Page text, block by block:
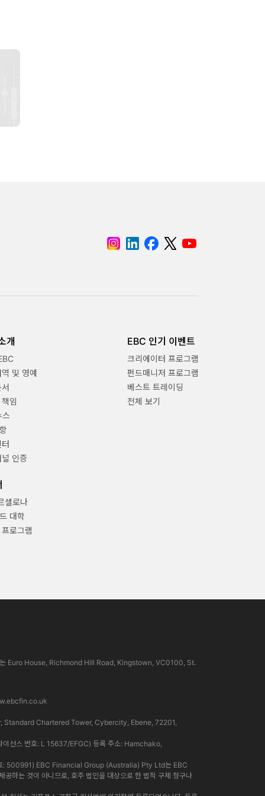
개
및 영예
임
스
인증
셀로나
대학
로그램
EBC 인기 이벤트
크리에이터 프로그램
펀드매니저 프로그램
베스트 트레이딩
전체 보기
는 Euro House, Richmond Hill Road, Kingstown, VC0100, St.
Standard Chartered Tower, Cybercity, Ebene, 72201,
선스 번호: L 15637/EFGC) 등록 주소: Hamchako,
: 500991) EBC Financial Group (Australia) Pty Ltd는 EBC
하는 것이 아니므로, 호주 법인을 대상으로 한 법적 구제 청구나